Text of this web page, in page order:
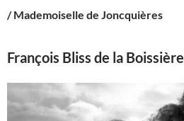
/ Mademoiselle de Joncquières
François Bliss de la Boissière